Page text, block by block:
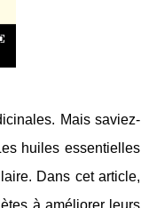
Mais saviez-
huiles essentielles
Dans cet article,
à améliorer leurs